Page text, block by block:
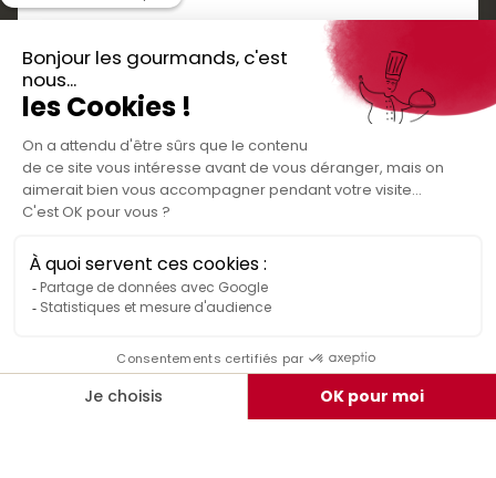
Routes gourmandes
Partenaires
Presse
Créer votre espace personnel
Informations légales
Politique de confidentialité des données
Conditions générales de vente
Médiateur de la consommation
Rejoignez-nous
Téléchargez
l'application gratuite !
Nos bons plans et découvertes
gourmandes à vivre en famille et entre
amis